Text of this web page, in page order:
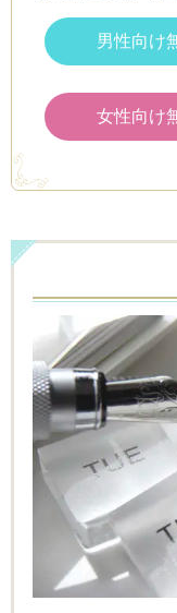
男性向け
女性向け